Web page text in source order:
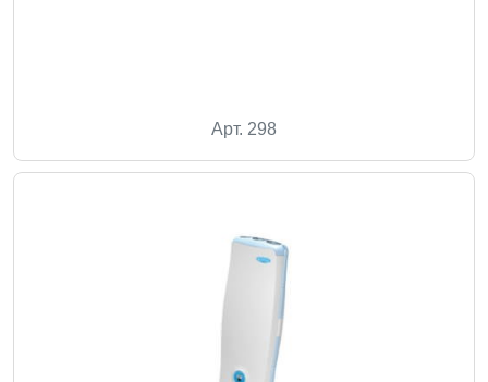
Арт. 298